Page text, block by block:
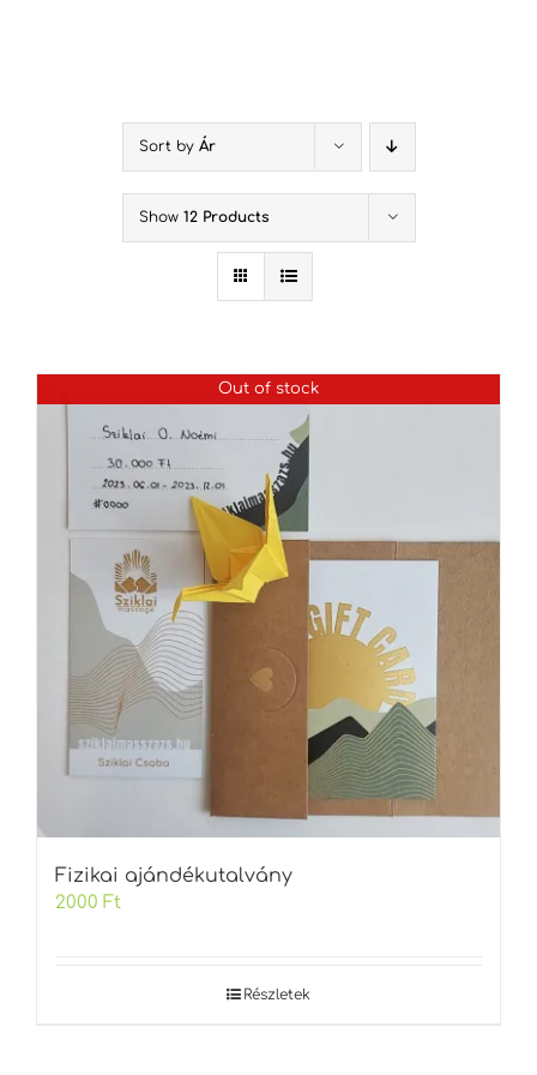
Sort by Ár
Show 12 Products
Out of stock
Fizikai ajándékutalvány
2000 Ft
Részletek